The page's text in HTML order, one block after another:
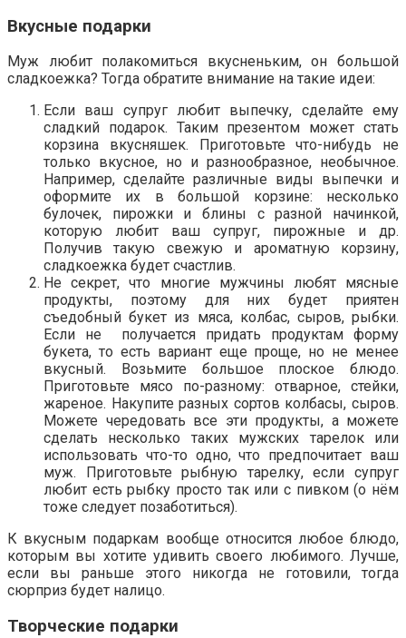
Вкусные подарки
Муж любит полакомиться вкусненьким, он большой
сладкоежка? Тогда обратите внимание на такие идеи:
Если ваш супруг любит выпечку, сделайте ему
сладкий подарок. Таким презентом может стать
корзина вкусняшек. Приготовьте что-нибудь не
только вкусное, но и разнообразное, необычное.
Например, сделайте различные виды выпечки и
оформите их в большой корзине: несколько
булочек, пирожки и блины с разной начинкой,
которую любит ваш супруг, пирожные и др.
Получив такую свежую и ароматную корзину,
сладкоежка будет счастлив.
Не секрет, что многие мужчины любят мясные
продукты, поэтому для них будет приятен
съедобный букет из мяса, колбас, сыров, рыбки.
Если не получается придать продуктам форму
букета, то есть вариант еще проще, но не менее
вкусный. Возьмите большое плоское блюдо.
Приготовьте мясо по-разному: отварное, стейки,
жареное. Накупите разных сортов колбасы, сыров.
Можете чередовать все эти продукты, а можете
сделать несколько таких мужских тарелок или
использовать что-то одно, что предпочитает ваш
муж. Приготовьте рыбную тарелку, если супруг
любит есть рыбку просто так или с пивком (о нём
тоже следует позаботиться).
К вкусным подаркам вообще относится любое блюдо,
которым вы хотите удивить своего любимого. Лучше,
если вы раньше этого никогда не готовили, тогда
сюрприз будет налицо.
Творческие подарки